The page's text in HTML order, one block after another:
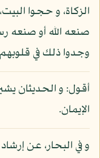
الزكاة، و حجوا
صنعه الله أو صنعه
وجدوا ذلك في
أقول: و الحديثان
الإيمان.
و في البحار، عن